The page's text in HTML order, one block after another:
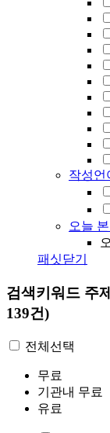
작성언
오늘
패싯닫기
검색키워드 주
139건)
전체선택
무료
기관내 무료
유료